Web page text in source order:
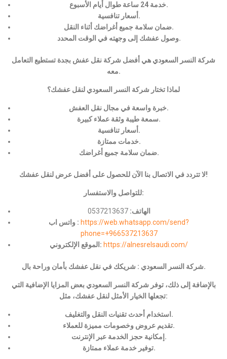
خدمة 24 ساعة طوال أيام الأسبوع.
أسعار تنافسية.
ضمان سلامة جميع أغراضك أثناء النقل.
وصول عفشك إلى وجهته في الوقت المحدد.
شركة النسر السعودي هي أفضل شركة نقل عفش بجدة تستطيع التعامل
معه.
لماذا تختار شركة النسر السعودي لنقل عفشك؟
خبرة واسعة في مجال نقل العفش.
سمعة طيبة وثقة عملاء كبيرة.
أسعار تنافسية.
خدمات ممتازة.
ضمان سلامة جميع أغراضك.
لا تتردد في الاتصال بنا الآن للحصول على أفضل عرض لنقل عفشك!
للتواصل والاستفسار:
الهاتف: 0537213637
واتس اب : https://web.whatsapp.com/send?
phone=+966537213637
الموقع الإلكتروني: https://alnesrelsaudi.com/
شركة النسر السعودي : شريكك في نقل عفشك بأمان وراحة بال.
بالإضافة إلى ذلك، توفر شركة النسر السعودي بعض المزايا الإضافية التي
تجعلها الخيار الأمثل لنقل عفشك، مثل:
استخدام أحدث تقنيات النقل والتغليف.
تقديم عروض وخصومات مميزة للعملاء.
إمكانية حجز الخدمة عبر الإنترنت.
توفير خدمة عملاء ممتازة.